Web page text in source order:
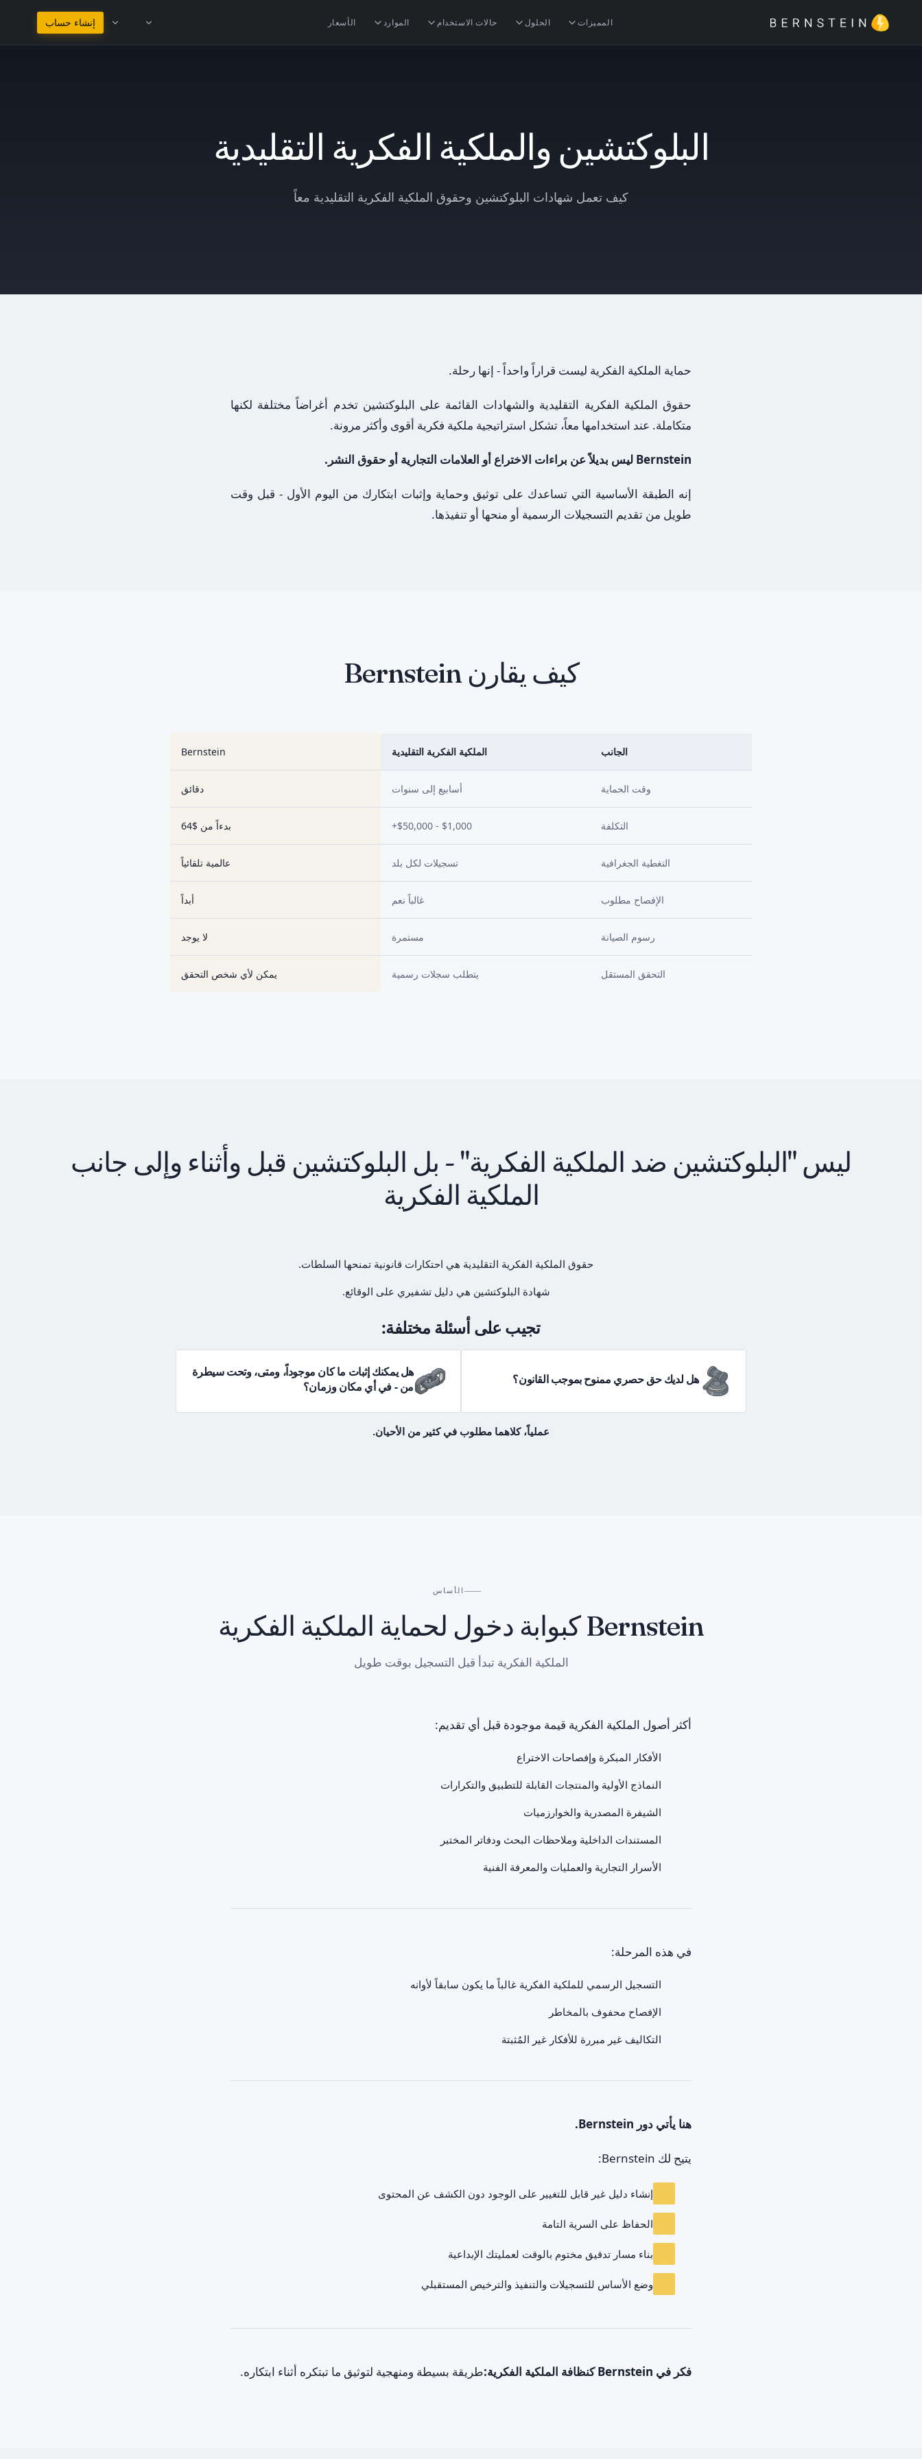
البقاء في العربية
المميزات الحلول حالات الاستخدام الموارد الأسعار إنشاء حساب
البلوكتشين والملكية الفكرية التقليدية
كيف تعمل شهادات البلوكتشين وحقوق الملكية الفكرية التقليدية معاً
حماية الملكية الفكرية ليست قراراً واحداً - إنها رحلة.
حقوق الملكية الفكرية التقليدية والشهادات القائمة على البلوكتشين تخدم أغراضاً مختلفة لكنها
متكاملة. عند استخدامها معاً، تشكل استراتيجية ملكية فكرية أقوى وأكثر مرونة.
Bernstein ليس بديلاً عن براءات الاختراع أو العلامات التجارية أو حقوق النشر.
إنه الطبقة الأساسية التي تساعدك على توثيق وحماية وإثبات ابتكارك من اليوم الأول - قبل وقت
طويل من تقديم التسجيلات الرسمية أو منحها أو تنفيذها.
كيف يقارن Bernstein
الجانب الملكية الفكرية التقليدية Bernstein
وقت الحماية أسابيع إلى سنوات دقائق
التكلفة $1,000 - $50,000+ بدءاً من $64
التغطية الجغرافية تسجيلات لكل بلد عالمية تلقائياً
الإفصاح مطلوب غالباً نعم أبداً
رسوم الصيانة مستمرة لا يوجد
التحقق المستقل يتطلب سجلات رسمية يمكن لأي شخص التحقق
ليس "البلوكتشين ضد الملكية الفكرية" - بل البلوكتشين قبل وأثناء وإلى جانب
الملكية الفكرية
حقوق الملكية الفكرية التقليدية هي احتكارات قانونية تمنحها السلطات.
شهادة البلوكتشين هي دليل تشفيري على الوقائع.
تجيب على أسئلة مختلفة:
هل لديك حق حصري ممنوح بموجب القانون؟
هل يمكنك إثبات ما كان موجوداً، ومتى، وتحت سيطرة
من - في أي مكان وزمان؟
عملياً، كلاهما مطلوب في كثير من الأحيان.
الأساس
Bernstein كبوابة دخول لحماية الملكية الفكرية
الملكية الفكرية تبدأ قبل التسجيل بوقت طويل
أكثر أصول الملكية الفكرية قيمة موجودة قبل أي تقديم:
الأفكار المبكرة وإفصاحات الاختراع
النماذج الأولية والمنتجات القابلة للتطبيق والتكرارات
الشيفرة المصدرية والخوارزميات
المستندات الداخلية وملاحظات البحث ودفاتر المختبر
الأسرار التجارية والعمليات والمعرفة الفنية
في هذه المرحلة:
التسجيل الرسمي للملكية الفكرية غالباً ما يكون سابقاً لأوانه
الإفصاح محفوف بالمخاطر
التكاليف غير مبررة للأفكار غير المُثبتة
هنا يأتي دور Bernstein.
يتيح لك Bernstein:
إنشاء دليل غير قابل للتغيير على الوجود دون الكشف عن المحتوى
الحفاظ على السرية التامة
بناء مسار تدقيق مختوم بالوقت لعمليتك الإبداعية
وضع الأساس للتسجيلات والتنفيذ والترخيص المستقبلي
فكر في Bernstein كنظافة الملكية الفكرية: طريقة بسيطة ومنهجية لتوثيق ما تبتكره أثناء ابتكاره.